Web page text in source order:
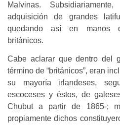
Malvinas.
adquisición de grandes
quedando así en manos
británicos.
Cabe aclarar que dentro del
término de “británicos”, eran
su mayoría irlandeses,
escoceses y éstos, de
Chubut a partir de 1865-;
propiamente dichos